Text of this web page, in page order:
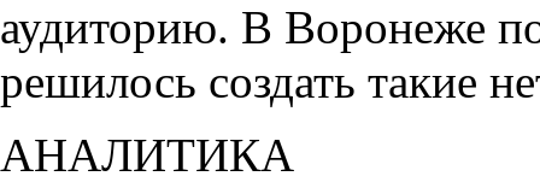
аудиторию. В Воронеже
решилось создать такие
АНАЛИТИКА